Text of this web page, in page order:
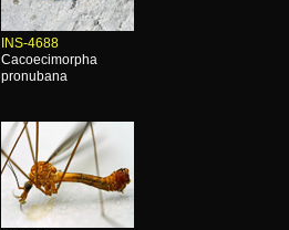
INS-4688
Cacoecimorpha
pronubana